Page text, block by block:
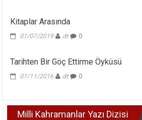
Kitaplar Arasında
01/07/2019 dt 0
Tarihten Bir Göç Ettirme Öyküsü
01/11/2016 dt 0
Milli Kahramanlar Yazı Dizisi